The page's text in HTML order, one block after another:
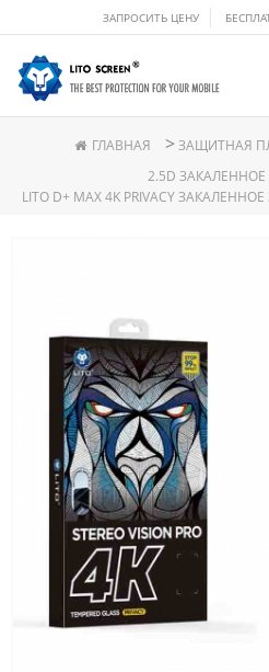
ЗАПРОСИТЬ ЦЕНУ
ГЛАВНАЯ >ЗАЩИТНАЯ
2.5D
LITO D+ MAX 4K PRIVACY